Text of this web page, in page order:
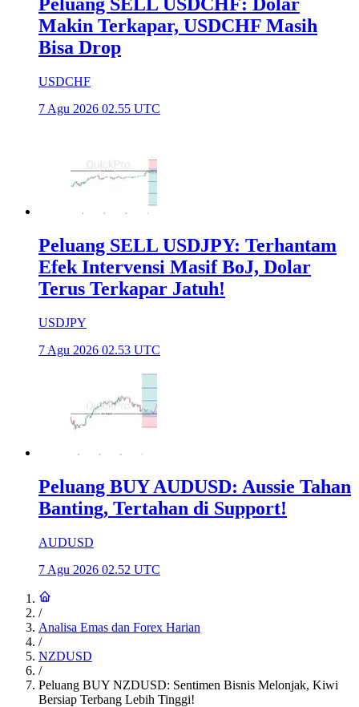
Makin Terkapar, USDCHF Masih
Bisa Drop
USDCHF
7 Agu 2026 02.55 UTC
Peluang SELL USDJPY: Terhantam
Efek Intervensi Masif BoJ, Dolar
Terus Terkapar Jatuh!
USDJPY
7 Agu 2026 02.53 UTC
Peluang BUY AUDUSD: Aussie Tahan
Banting, Tertahan di Support!
AUDUSD
7 Agu 2026 02.52 UTC
/
Analisa Emas dan Forex Harian
/
NZDUSD
/
Peluang BUY NZDUSD: Sentimen Bisnis Melonjak, Kiwi
Bersiap Terbang Lebih Tinggi!